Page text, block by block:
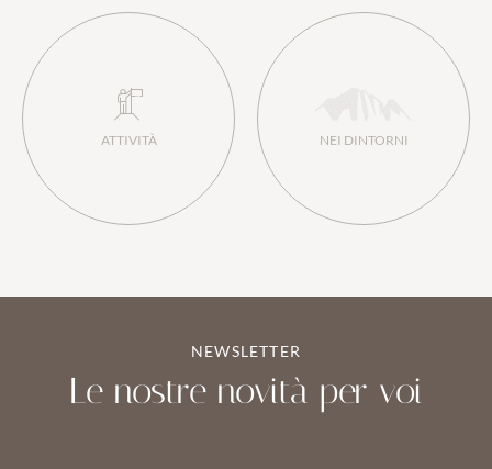
ATTIVITÀ NEI DINTORNI
NEWSLETTER
Le nostre novità per voi